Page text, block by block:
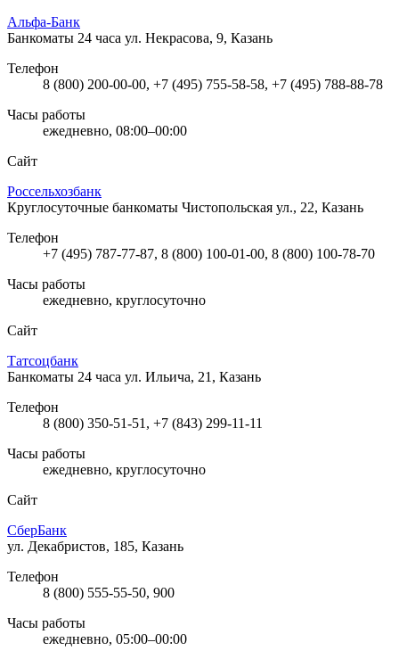
Альфа-Банк
Банкоматы 24 часа ул. Некрасова, 9, Казань
Телефон
8 (800) 200-00-00, +7 (495) 755-58-58, +7 (495) 788-88-78
Часы работы
ежедневно, 08:00–00:00
Сайт
Россельхозбанк
Круглосуточные банкоматы Чистопольская ул., 22, Казань
Телефон
+7 (495) 787-77-87, 8 (800) 100-01-00, 8 (800) 100-78-70
Часы работы
ежедневно, круглосуточно
Сайт
Татсоцбанк
Банкоматы 24 часа ул. Ильича, 21, Казань
Телефон
8 (800) 350-51-51, +7 (843) 299-11-11
Часы работы
ежедневно, круглосуточно
Сайт
СберБанк
ул. Декабристов, 185, Казань
Телефон
8 (800) 555-55-50, 900
Часы работы
ежедневно, 05:00–00:00